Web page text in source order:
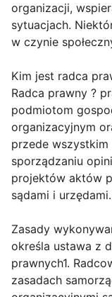
organizacji,
sytuacjach.
w czynie
Kim jest radca
Radca prawny ?
podmiotom
organizacyjnym
przede wszystkim
sporządzaniu
projektów aktów
sądami i urzędami.
Zasady
określa ustawa z
prawnych1.
zasadach